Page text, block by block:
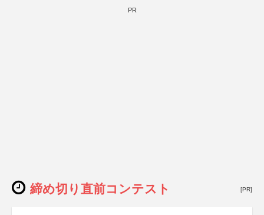
PR
締め切り直前コンテスト [PR]